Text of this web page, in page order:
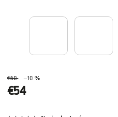
€60 –10 %
€54